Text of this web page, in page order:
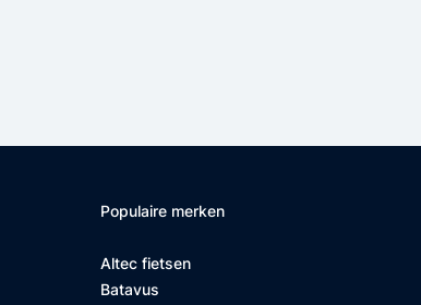
Populaire merken
Altec fietsen
Batavus